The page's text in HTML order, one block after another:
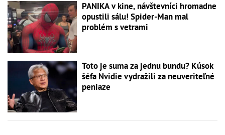
PANIKA v kine, návštevníci hromadne
opustili sálu! Spider-Man mal
problém s vetrami
Toto je suma za jednu bundu? Kúsok
šéfa Nvidie vydražili za neuveriteľné
peniaze